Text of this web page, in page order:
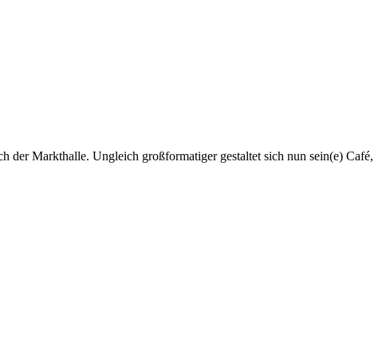
der Markthalle. Ungleich großformatiger gestaltet sich nun sein(e) Café,